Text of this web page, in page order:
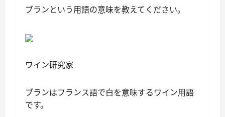
ブランという用語の意味を教えてください。
ワイン研究家
ブランはフランス語で白を意味するワイン用語
です。